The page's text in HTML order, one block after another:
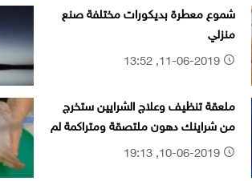
شموع معطرة بديكورات مختلفة صنع
منزلي
11-06-2019, 13:52
ملعقة تنظيف وعلاج الشرايين ستخرج
من شراينك دهون ملتصقة ومتراكمة لم
تخرج من سنوات وسينتعش قلبك
10-06-2019, 19:13